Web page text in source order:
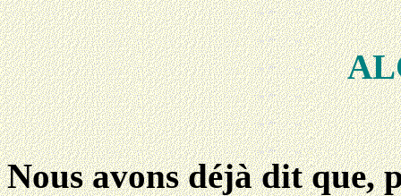
Nous avons déjà dit que,